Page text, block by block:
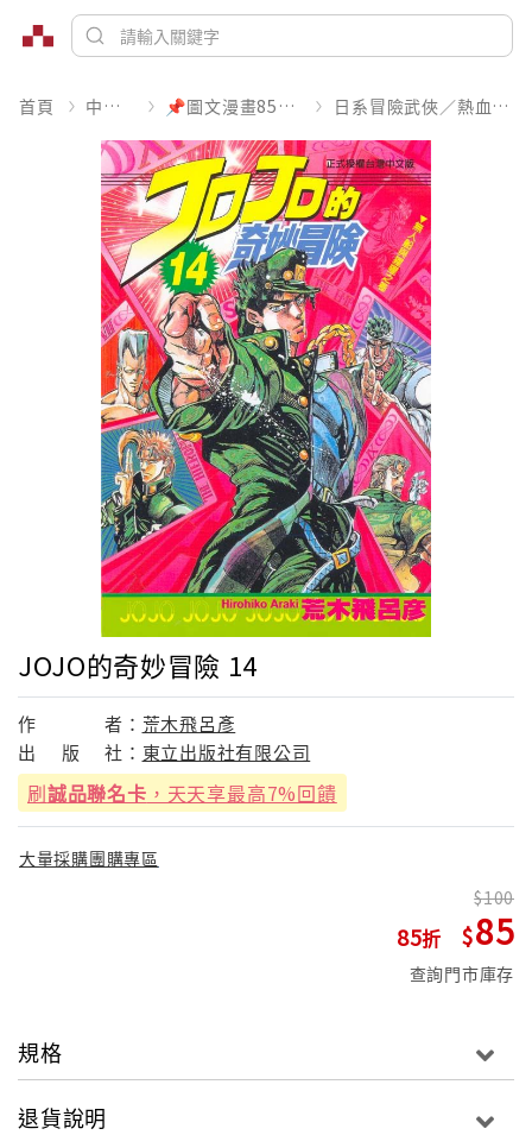
首頁 中文書 📌圖文漫畫85折起 日系冒險武俠／熱血運動
JOJO的奇妙冒險 14
作 者： 荒木飛呂彥
出
版 社： 東立出版社有限公司
刷誠品聯名卡 ，天天享最高7%回饋
大量採購團購專區
85
100
85
查詢門市庫存
規格
退貨說明